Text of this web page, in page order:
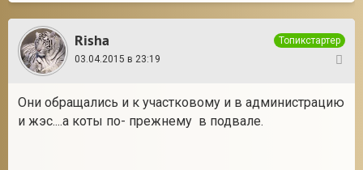
Risha
Топикстартер
03.04.2015 в 23:19
Они обращались и к участковому и в администрацию
и жэс....а коты по- прежнему в подвале.